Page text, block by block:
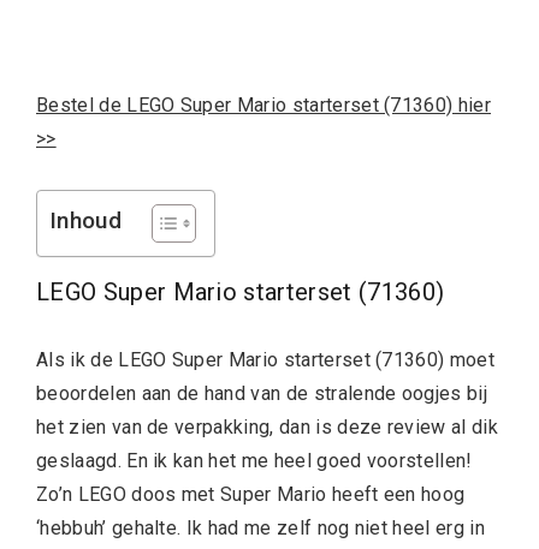
Bestel de LEGO Super Mario starterset (71360) hier
>>
Inhoud
LEGO Super Mario starterset (71360)
Als ik de LEGO Super Mario starterset (71360) moet
beoordelen aan de hand van de stralende oogjes bij
het zien van de verpakking, dan is deze review al dik
geslaagd. En ik kan het me heel goed voorstellen!
Zo’n LEGO doos met Super Mario heeft een hoog
‘hebbuh’ gehalte. Ik had me zelf nog niet heel erg in